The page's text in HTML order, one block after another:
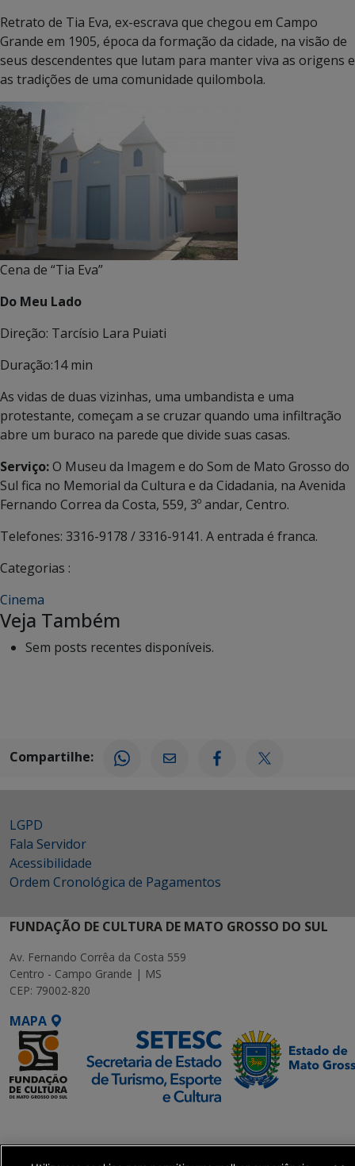
Retrato de Tia Eva, ex-escrava que chegou em Campo
Grande em 1905, época da formação da cidade, na visão de
seus descendentes que lutam para manter viva as origens e
as tradições de uma comunidade quilombola.
Cena de “Tia Eva”
Do Meu Lado
Direção: Tarcísio Lara Puiati
Duração:14 min
As vidas de duas vizinhas, uma umbandista e uma
protestante, começam a se cruzar quando uma infiltração
abre um buraco na parede que divide suas casas.
Serviço:O Museu da Imagem e do Som de Mato Grosso do
Sul fica no Memorial da Cultura e da Cidadania, na Avenida
Fernando Correa da Costa, 559, 3º andar, Centro.
Telefones: 3316-9178 / 3316-9141. A entrada é franca.
Categorias :
Cinema
Veja Também
Sem posts recentes disponíveis.
Compartilhe:
LGPD
Fala Servidor
Acessibilidade
Ordem Cronológica de Pagamentos
FUNDAÇÃO DE CULTURA DE MATO GROSSO DO SUL
Av. Fernando Corrêa da Costa 559
Centro - Campo Grande | MS
CEP: 79002-820
MAPA
Executiva de
Transformação Digital